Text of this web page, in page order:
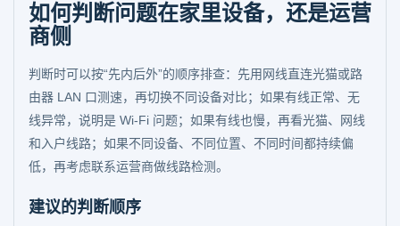
如何判断问题在家里设备，还是运营
商侧
判断时可以按“先内后外”的顺序排查：先用网线直连光猫或路
由器 LAN 口测速，再切换不同设备对比；如果有线正常、无
线异常，说明是 Wi-Fi 问题；如果有线也慢，再看光猫、网线
和入户线路；如果不同设备、不同位置、不同时间都持续偏
低，再考虑联系运营商做线路检测。
建议的判断顺序